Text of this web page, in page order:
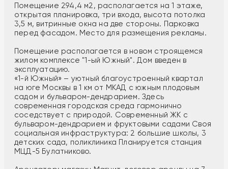
Помещение 294,4 м2, располагается на 1 этаже,
открытая планировка, три входа, высота потолка
3,5 м, витринные окна на две стороны. Парковка
перед фасадом. Место для размещения рекламы.
Помещение располагается в новом строящемся
жилом комплексе "1-ый Южный". Дом введен в
эксплуатацию.
«1-й Южный» – уютный благоустроенный квартал
на юге Москвы в 1 км от МКАД с южным плодовым
садом и бульваром-дендрарием. Здесь
современная городская среда гармонично
соседствует с природой. Современный ЖК с
бульваром-дендрарием и фруктовыми садами Своя
социальная инфраструктура: 2 большие школы, 3
детских сада, поликлиника Планируется станция
МЦД-5 Булатниково.